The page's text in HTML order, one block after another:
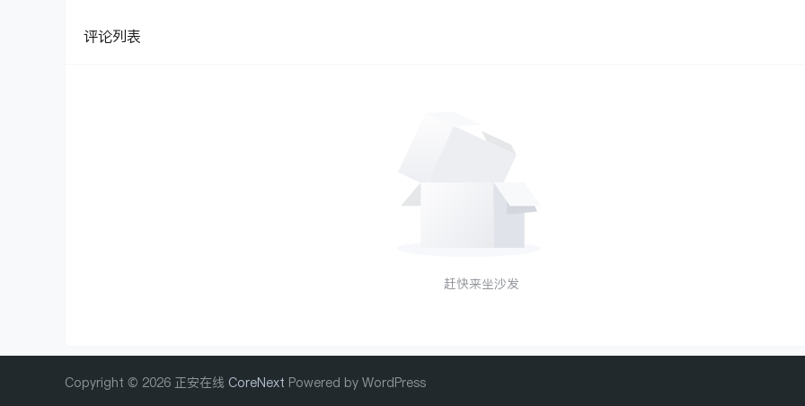
评论列表
赶快来坐沙发
Copyright © 2026 正安在线 CoreNext Powered by WordPress